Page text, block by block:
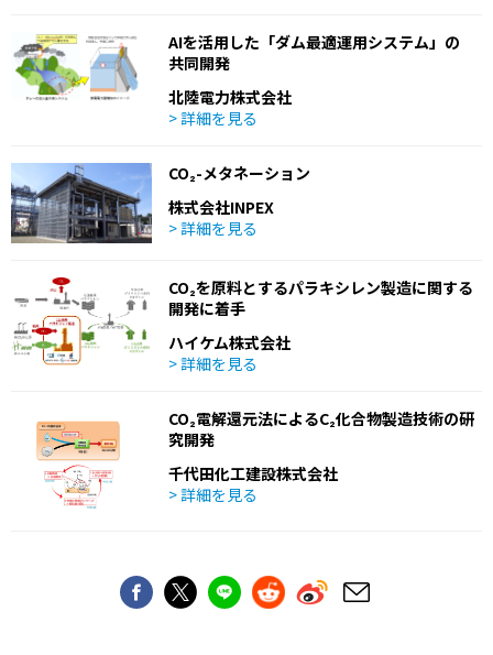
AIを活用した「ダム最適運用システム」の
共同開発
北陸電力株式会社
> 詳細を見る
CO₂-メタネーション
株式会社INPEX
> 詳細を見る
CO₂を原料とするパラキシレン製造に関する
開発に着手
ハイケム株式会社
> 詳細を見る
CO₂電解還元法によるC₂化合物製造技術の研
究開発
千代田化工建設株式会社
> 詳細を見る